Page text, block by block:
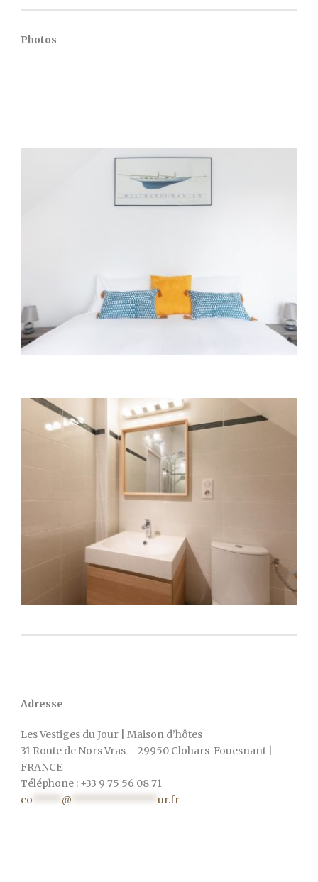
Photos
Adresse
Les Vestiges du Jour | Maison d’hôtes
31 Route de Nors Vras – 29950 Clohars-Fouesnant |
FRANCE
Téléphone : +33 9 75 56 08 71
co
@ ur.fr